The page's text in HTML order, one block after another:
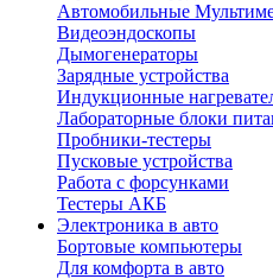
Автомобильные
Видеоэндоскопы
Дымогенераторы
Зарядные устройства
Индукционные
Лабораторные блоки
Пробники-тестеры
Пусковые устройства
Работа с форсунками
Тестеры АКБ
Электроника в авто
Бортовые компьютеры
Для комфорта в авто